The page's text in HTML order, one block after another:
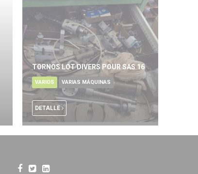
TORNOS LOT DIVERS POUR SAS 16
VARIOS VARIAS MÁQUINAS
DETALLE